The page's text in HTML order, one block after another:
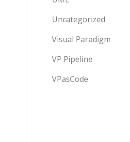
Uncategorized
Visual Paradigm
VP Pipeline
VPasCode